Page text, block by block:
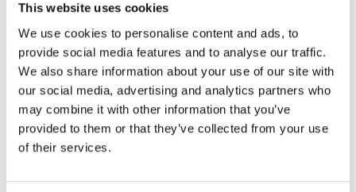
This website uses cookies
We use cookies to personalise content and ads, to
provide social media features and to analyse our traffic.
We also share information about your use of our site with
our social media, advertising and analytics partners who
may combine it with other information that you’ve
provided to them or that they’ve collected from your use
of their services.
Anderen kochten ook